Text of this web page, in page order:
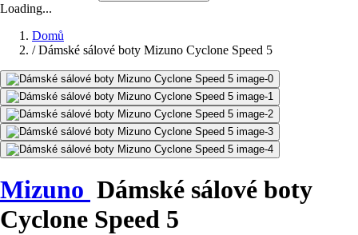
Loading...
Domů
/ Dámské sálové boty Mizuno Cyclone Speed 5
Mizuno Dámské sálové boty
Cyclone Speed 5